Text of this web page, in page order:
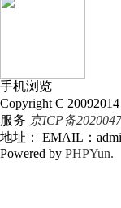
手机浏览
Copyright C
服务 京ICP备
地址： EMAIL：
Powered by PHPYun.